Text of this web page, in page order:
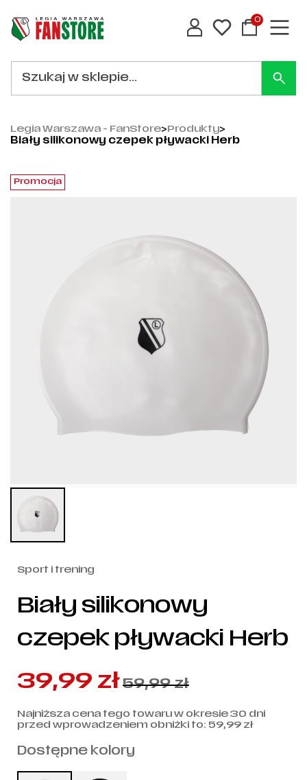
0
Legia Warszawa - FanStore>Produkty>
Biały silikonowy czepek pływacki Herb
Promocja
Sport i trening
Biały silikonowy
czepek pływacki Herb
39,99 zł 59,99zł
Najniższa cena tego towaru w okresie 30 dni
przed wprowadzeniem obniżki to: 59,99 zł
Dostępne kolory